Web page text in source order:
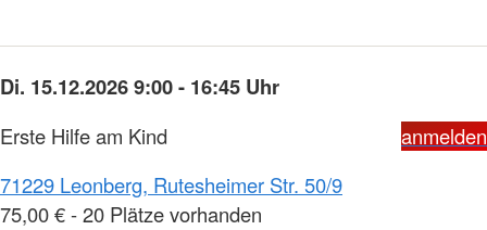
Di. 15.12.2026 9:00 - 16:45 Uhr
Erste Hilfe am Kind
anmelden
71229 Leonberg, Rutesheimer Str. 50/9
75,00 € - 20 Plätze vorhanden